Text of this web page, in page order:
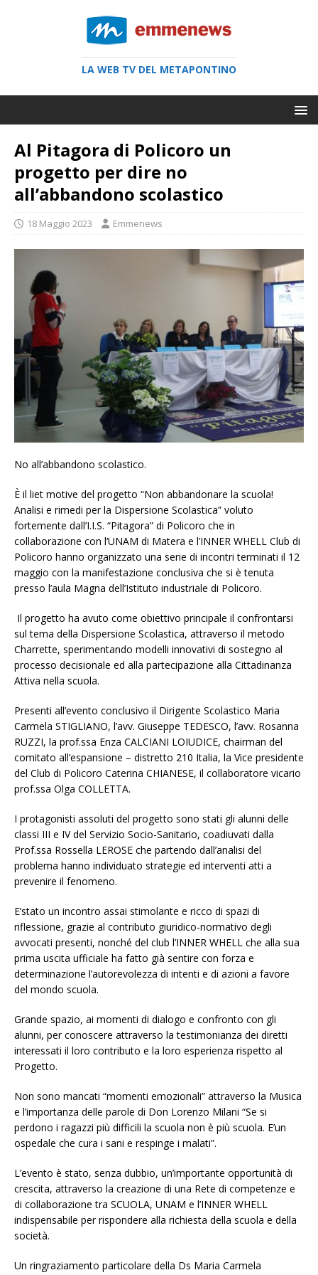
LA WEB TV DEL METAPONTINO
Al Pitagora di Policoro un
progetto per dire no
all’abbandono scolastico
18 Maggio 2023 Emmenews
No all’abbandono scolastico.
È il liet motive del progetto “Non abbandonare la scuola!
Analisi e rimedi per la Dispersione Scolastica” voluto
fortemente dall’I.I.S. “Pitagora” di Policoro che in
collaborazione con l’UNAM di Matera e l’INNER WHELL Club di
Policoro hanno organizzato una serie di incontri terminati il 12
maggio con la manifestazione conclusiva che si è tenuta
presso l’aula Magna dell’Istituto industriale di Policoro.
Il progetto ha avuto come obiettivo principale il confrontarsi
sul tema della Dispersione Scolastica, attraverso il metodo
Charrette, sperimentando modelli innovativi di sostegno al
processo decisionale ed alla partecipazione alla Cittadinanza
Attiva nella scuola.
Presenti all’evento conclusivo il Dirigente Scolastico Maria
Carmela STIGLIANO, l’avv. Giuseppe TEDESCO, l’avv. Rosanna
RUZZI, la prof.ssa Enza CALCIANI LOIUDICE, chairman del
comitato all’espansione – distretto 210 Italia, la Vice presidente
del Club di Policoro Caterina CHIANESE, il collaboratore vicario
prof.ssa Olga COLLETTA.
I protagonisti assoluti del progetto sono stati gli alunni delle
classi III e IV del Servizio Socio-Sanitario, coadiuvati dalla
Prof.ssa Rossella LEROSE che partendo dall’analisi del
problema hanno individuato strategie ed interventi atti a
prevenire il fenomeno.
E’stato un incontro assai stimolante e ricco di spazi di
riflessione, grazie al contributo giuridico-normativo degli
avvocati presenti, nonché del club l’INNER WHELL che alla sua
prima uscita ufficiale ha fatto già sentire con forza e
determinazione l’autorevolezza di intenti e di azioni a favore
del mondo scuola.
Grande spazio, ai momenti di dialogo e confronto con gli
alunni, per conoscere attraverso la testimonianza dei diretti
interessati il loro contributo e la loro esperienza rispetto al
Progetto.
Non sono mancati “momenti emozionali” attraverso la Musica
e l’importanza delle parole di Don Lorenzo Milani “Se si
perdono i ragazzi più difficili la scuola non è più scuola. E’un
ospedale che cura i sani e respinge i malati”.
L’evento è stato, senza dubbio, un’importante opportunità di
crescita, attraverso la creazione di una Rete di competenze e
di collaborazione tra SCUOLA, UNAM e l’INNER WHELL
indispensabile per rispondere alla richiesta della scuola e della
società.
Un ringraziamento particolare della Ds Maria Carmela